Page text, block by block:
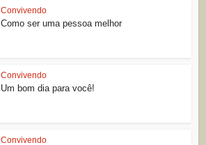
Convivendo
Como ser uma pessoa melhor
Convivendo
Um bom dia para você!
Convivendo